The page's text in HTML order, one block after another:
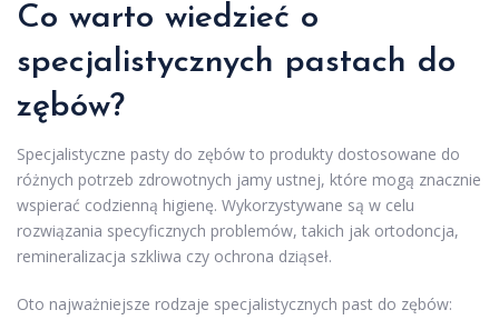
Co warto wiedzieć o
specjalistycznych pastach do
zębów?
Specjalistyczne pasty do zębów to produkty dostosowane do
różnych potrzeb zdrowotnych jamy ustnej, które mogą znacznie
wspierać codzienną higienę. Wykorzystywane są w celu
rozwiązania specyficznych problemów, takich jak ortodoncja,
remineralizacja szkliwa czy ochrona dziąseł.
Oto najważniejsze rodzaje specjalistycznych past do zębów: